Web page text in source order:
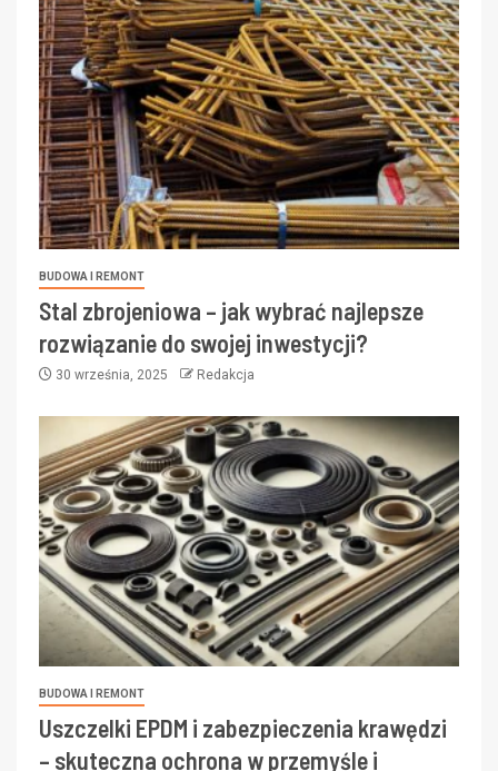
BUDOWA I REMONT
Stal zbrojeniowa – jak wybrać najlepsze
rozwiązanie do swojej inwestycji?
30 września, 2025 Redakcja
BUDOWA I REMONT
Uszczelki EPDM i zabezpieczenia krawędzi
– skuteczna ochrona w przemyśle i